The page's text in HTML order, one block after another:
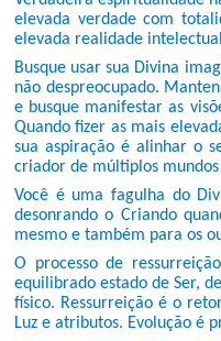
elevada verdade com
elevada realidade
Busque usar sua Divina
não despreocupado.
e busque manifestar as
Quando fizer as mais
sua aspiração é alinhar o
criador de múltiplos
Você é uma fagulha do
desonrando o Criando
mesmo e também para os
O processo de
equilibrado estado de Ser,
físico. Ressurreição é o
Luz e atributos. Evolução é